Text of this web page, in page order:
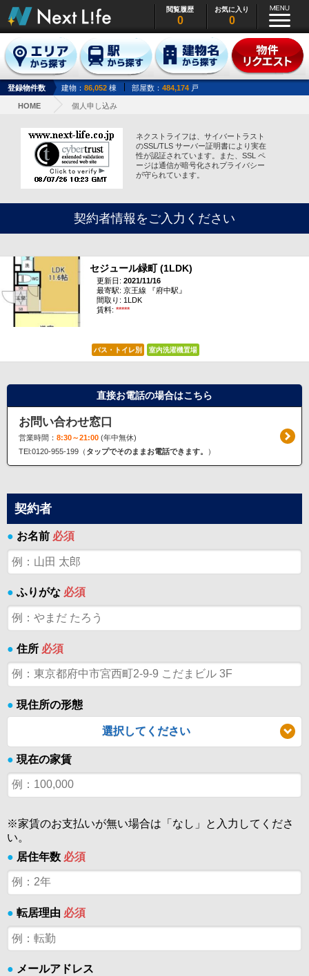
閲覧履歴
0
お気に入り
0
登録物件数 建物： 86,052 棟 部屋数： 484,174 戸
HOME 個人申し込み
ネクストライフは、サイバートラスト
のSSL/TLS サーバー証明書により実在
性が認証されています。また、SSL ペ
ージは通信が暗号化されプライバシー
が守られています。
契約者情報をご入力ください
セジュール緑町 (1LDK)
更新日: 2021/11/16
最寄駅: 京王線 『府中駅』
間取り: 1LDK
賃料: *****
バス・トイレ別 室内洗濯機置場
直接お電話の場合はこちら
お問い合わせ窓口
営業時間： 8:30～21:00(年中無休)
TEl:0120-955-199（ タップでそのままお電話できます。 ）
契約者
● お名前 必須
● ふりがな 必須
● 住所 必須
● 現住所の形態
選択してください
● 現在の家賃
※家賃のお支払いが無い場合は「なし」と入力してくださ
い。
● 居住年数 必須
● 転居理由 必須
● メールアドレス